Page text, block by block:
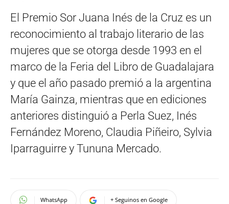
El Premio Sor Juana Inés de la Cruz es un
reconocimiento al trabajo literario de las
mujeres que se otorga desde 1993 en el
marco de la Feria del Libro de Guadalajara
y que el año pasado premió a la argentina
María Gainza, mientras que en ediciones
anteriores distinguió a Perla Suez, Inés
Fernández Moreno, Claudia Piñeiro, Sylvia
Iparraguirre y Tununa Mercado.
WhatsApp + Seguinos en Google